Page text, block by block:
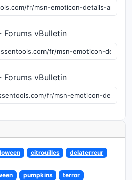
Forums vBulletin
Forums vBulletin
citrouilles delaterreur
pumpkins
terror